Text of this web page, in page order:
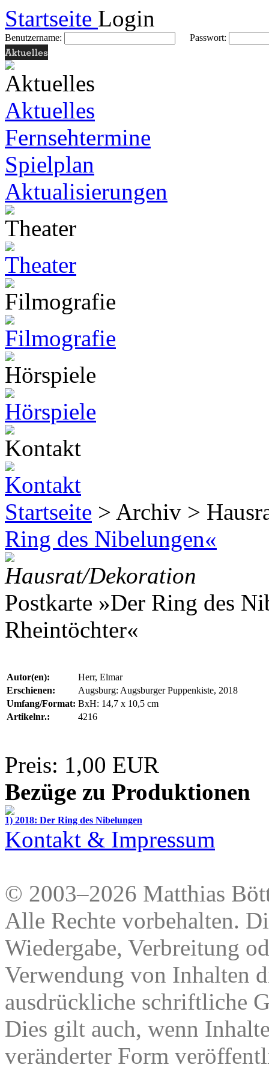
Startseite Login
Benutzername: Passwort:
Aktuelles
Fernsehtermine
Spielplan
Aktualisierungen
Startseite > Archiv >
Ring des Nibelungen«
Hausrat/Dekoration
Postkarte »Der Ring des
Rheintöchter«
Autor(en):
Herr, Elmar
Erschienen:
Augsburg: Augsburger Puppenkiste, 2018
Umfang/Format: BxH: 14,7 x 10,5 cm
Artikelnr.:
4216
Preis: 1,00 EUR
Bezüge zu Produktionen
1) 2018: Der Ring des Nibelungen
Kontakt & Impressum
© 2003–2026 Matthias
Alle Rechte vorbehalten.
Wiedergabe, Verbreitung
Verwendung von Inhalten
ausdrückliche schriftliche
Dies gilt auch, wenn
veränderter Form